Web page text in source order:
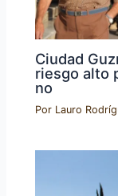
Ciudad
riesgo alto
no
Por Lauro